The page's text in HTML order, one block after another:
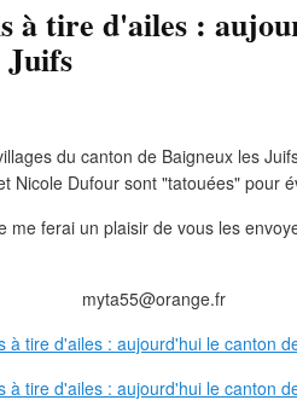
à tire d'ailes :
Juifs
du canton de Baigneux les
Nicole Dufour sont "tatouées" pour
me ferai un plaisir de vous les
myta55@orange.fr